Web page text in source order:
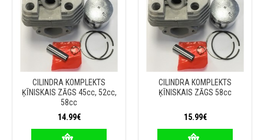
CILINDRA KOMPLEKTS
ĶĪNISKAIS ZĀGS 45cc, 52cc,
58cc
14.99€
CILINDRA KOMPLEKTS
ĶĪNISKAIS ZĀGS 58cc
15.99€